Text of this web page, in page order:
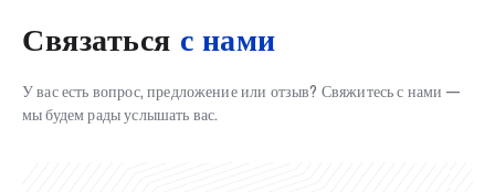
Связаться с нами
У вас есть вопрос, предложение или отзыв? Свяжитесь с нами —
мы будем рады услышать вас.